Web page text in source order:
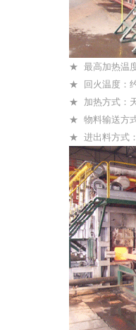
★ 最高加热温
★ 回火温度：
★ 加热方式：
★ 物料输送方
★ 进出料方式